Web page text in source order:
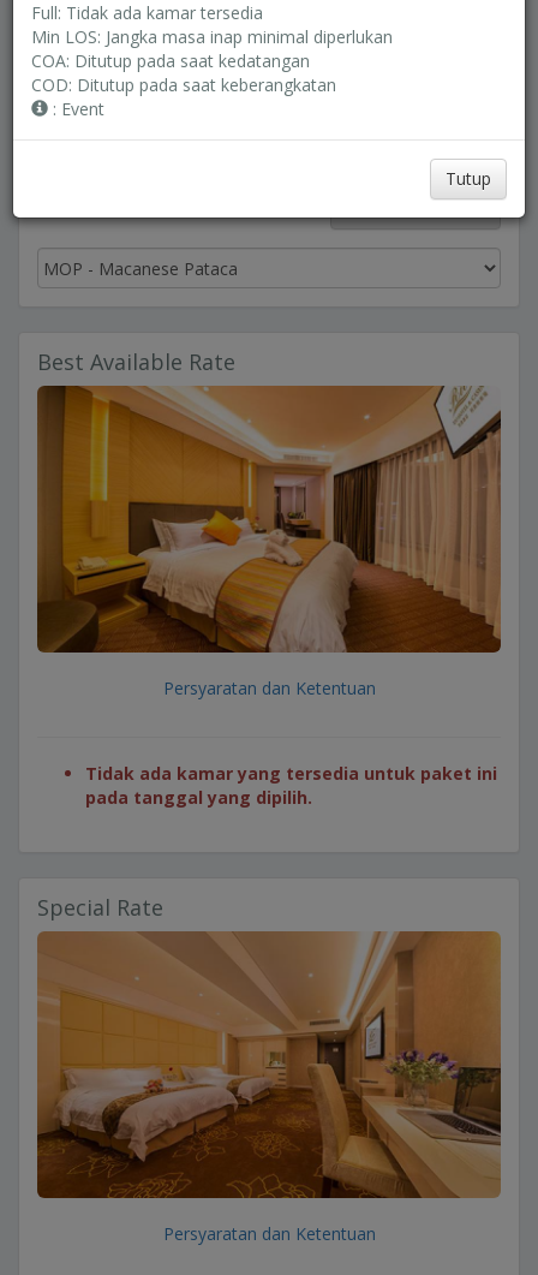
Temukan harga terendah kami
Full: Tidak ada kamar tersedia
Min LOS: Jangka masa inap minimal diperlukan
COA: Ditutup pada saat kedatangan
COD: Ditutup pada saat keberangkatan
: Event
Tutup
Best Available Rate
Persyaratan dan Ketentuan
Tidak ada kamar yang tersedia untuk paket ini
pada tanggal yang dipilih.
Special Rate
Persyaratan dan Ketentuan